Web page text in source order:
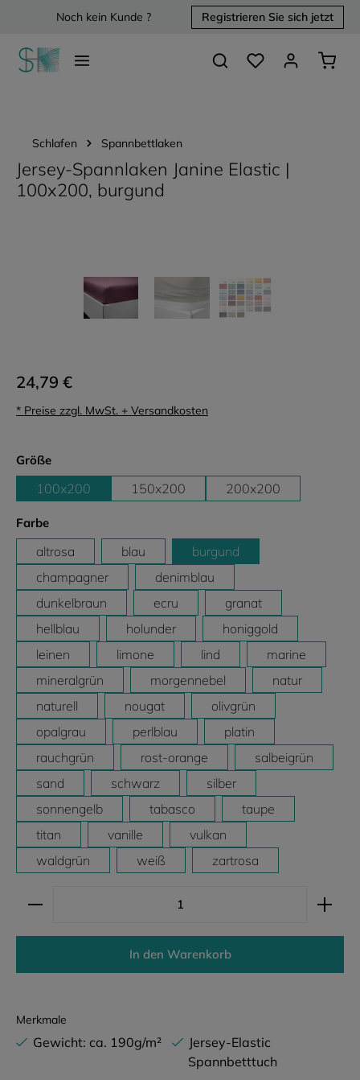
springenNoch kein Kunde ? Registrieren Sie sich jetzt
Du hast 0 Produkte
Schlafen Spannbettlaken
Jersey-Spannlaken Janine Elastic |
100x200, burgund
24,79 €
* Preise zzgl. MwSt. + Versandkosten
Größeauswählen
100x200 150x200 200x200
Farbeauswählen
altrosa blau
burgund
champagner
denimblau
dunkelbraun
ecru
granat
hellblau
holunder
honiggold
leinen
limone lind
marine
mineralgrün
morgennebel
natur
naturell
nougat
olivgrün
opalgrau
perlblau
platin
rauchgrün
rost-orange
salbeigrün
sand
schwarz
silber
sonnengelb
tabasco
taupe
titan
vanille
vulkan
waldgrün
weiß zartrosa
Produkt Anzahl: Gib den gewünschten Wert ein
In den Warenkorb
Merkmale
Gewicht: ca. 190g/m²
Jersey-Elastic
Spannbetttuch